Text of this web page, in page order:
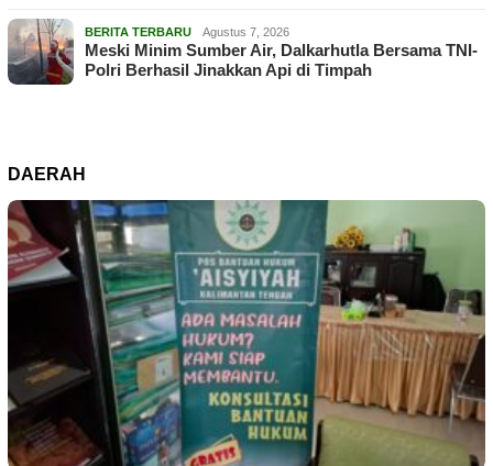
BERITA TERBARU Agustus 7, 2026
Meski Minim Sumber Air, Dalkarhutla Bersama TNI-
Polri Berhasil Jinakkan Api di Timpah
DAERAH